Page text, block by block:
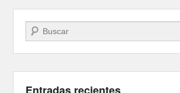
Buscar